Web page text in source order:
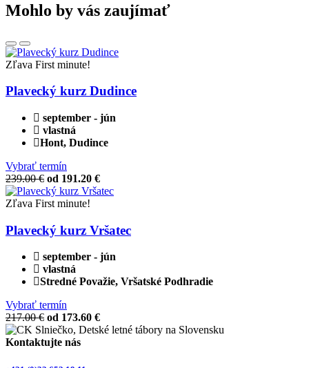
Mohlo by vás zaujímať
Zľava First minute!
Plavecký kurz Dudince
september - jún
vlastná
Hont, Dudince
Vybrať termín
239.00 € od 191.20 €
Zľava First minute!
Plavecký kurz Vršatec
september - jún
vlastná
Stredné Považie, Vršatské Podhradie
Vybrať termín
217.00 € od 173.60 €
Kontaktujte nás